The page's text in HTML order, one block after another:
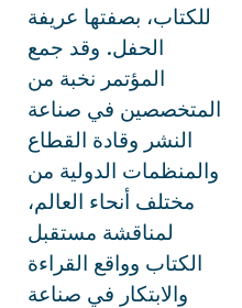
للكتاب، بصفتها عريفة
الحفل. وقد جمع
المؤتمر نخبة من
المتخصصين في صناعة
النشر وقادة القطاع
والمنظمات الدولية من
مختلف أنحاء العالم،
لمناقشة مستقبل
الكتاب وواقع القراءة
والابتكار في صناعة